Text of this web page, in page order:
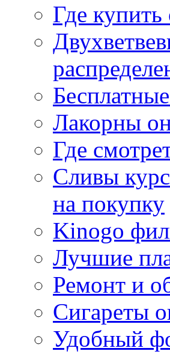
Где
Лакорны
Где
Сливы
на покупку
Kinogo
Лучшие
Ремонт и
Сигареты
Удобный